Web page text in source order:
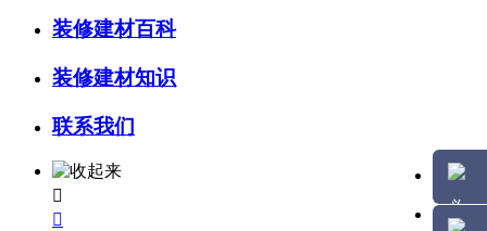
装修建材百科
装修建材知识
联系我们

